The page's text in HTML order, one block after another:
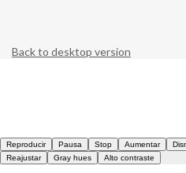
Back to desktop version